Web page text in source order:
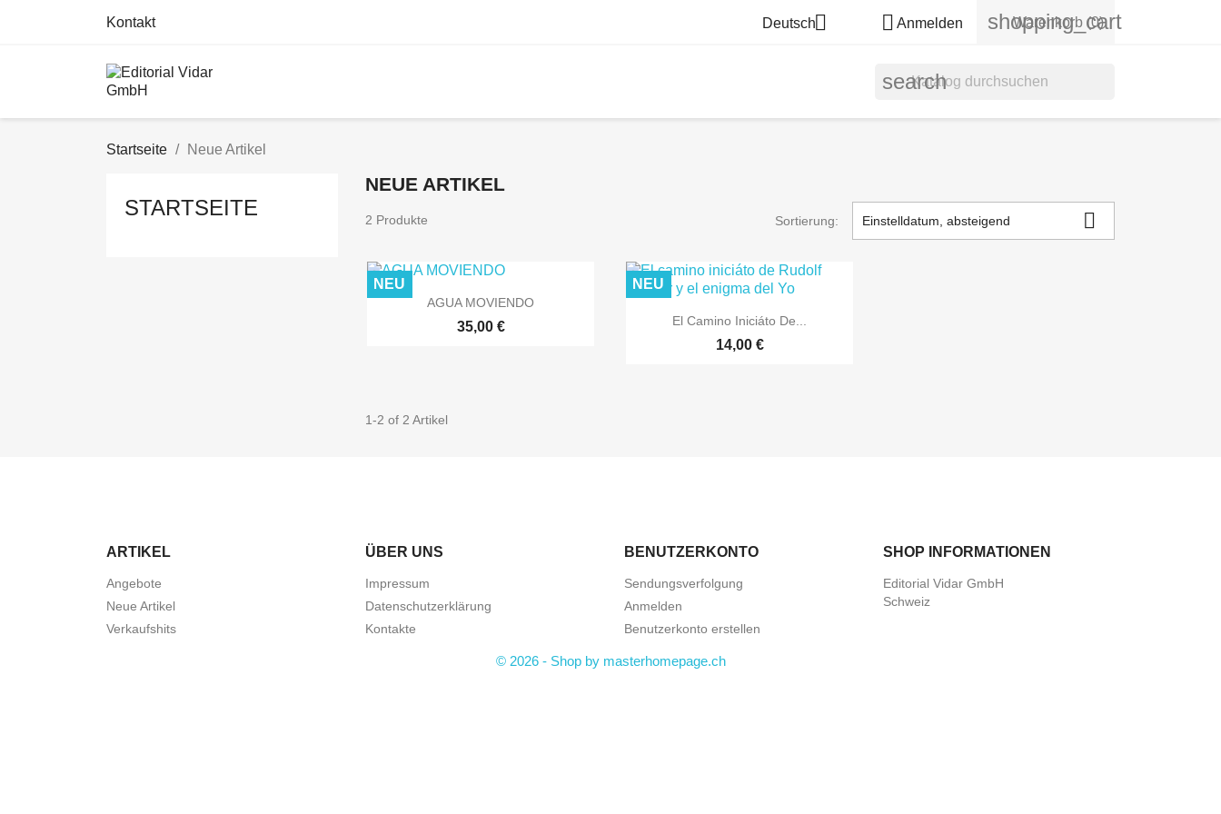
Kontakt Deutsch  Anmelden shopping_cart
Warenkorb (0)
search
Startseite Neue Artikel
STARTSEITE
NEUE ARTIKEL
2 Produkte Sortierung: Einstelldatum, absteigend 
 Vorschau
AGUA MOVIENDO
35,00 €
NEU
 Vorschau
El Camino Iniciáto De...
14,00 €
NEU
1-2 of 2 Artikel
ARTIKEL
Angebote
Neue Artikel
Verkaufshits
ÜBER UNS
Impressum
Datenschutzerklärung
Kontakte
BENUTZERKONTO
Sendungsverfolgung
Anmelden
Benutzerkonto erstellen
SHOP INFORMATIONEN
Editorial Vidar GmbH
Schweiz
© 2026 - Shop by masterhomepage.ch